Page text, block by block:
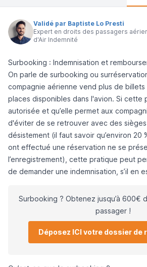
Validé par Baptiste Lo Presti
Expert en droits des passagers
d'Air Indemnité
Surbooking : Indemnisation et
On parle de surbooking ou
compagnie aérienne vend plus de
places disponibles dans l'avion. Si cette
autorisée et qu’elle permet aux
d'éviter de se retrouver avec des
désistement (il faut savoir qu’environ 20
ont effectué une réservation ne se
l’enregistrement), cette pratique peut
de demander une indemnisation, s’il en
Surbooking ? Obtenez jusqu’à 600€
passager !
Déposez ICI votre dossier de